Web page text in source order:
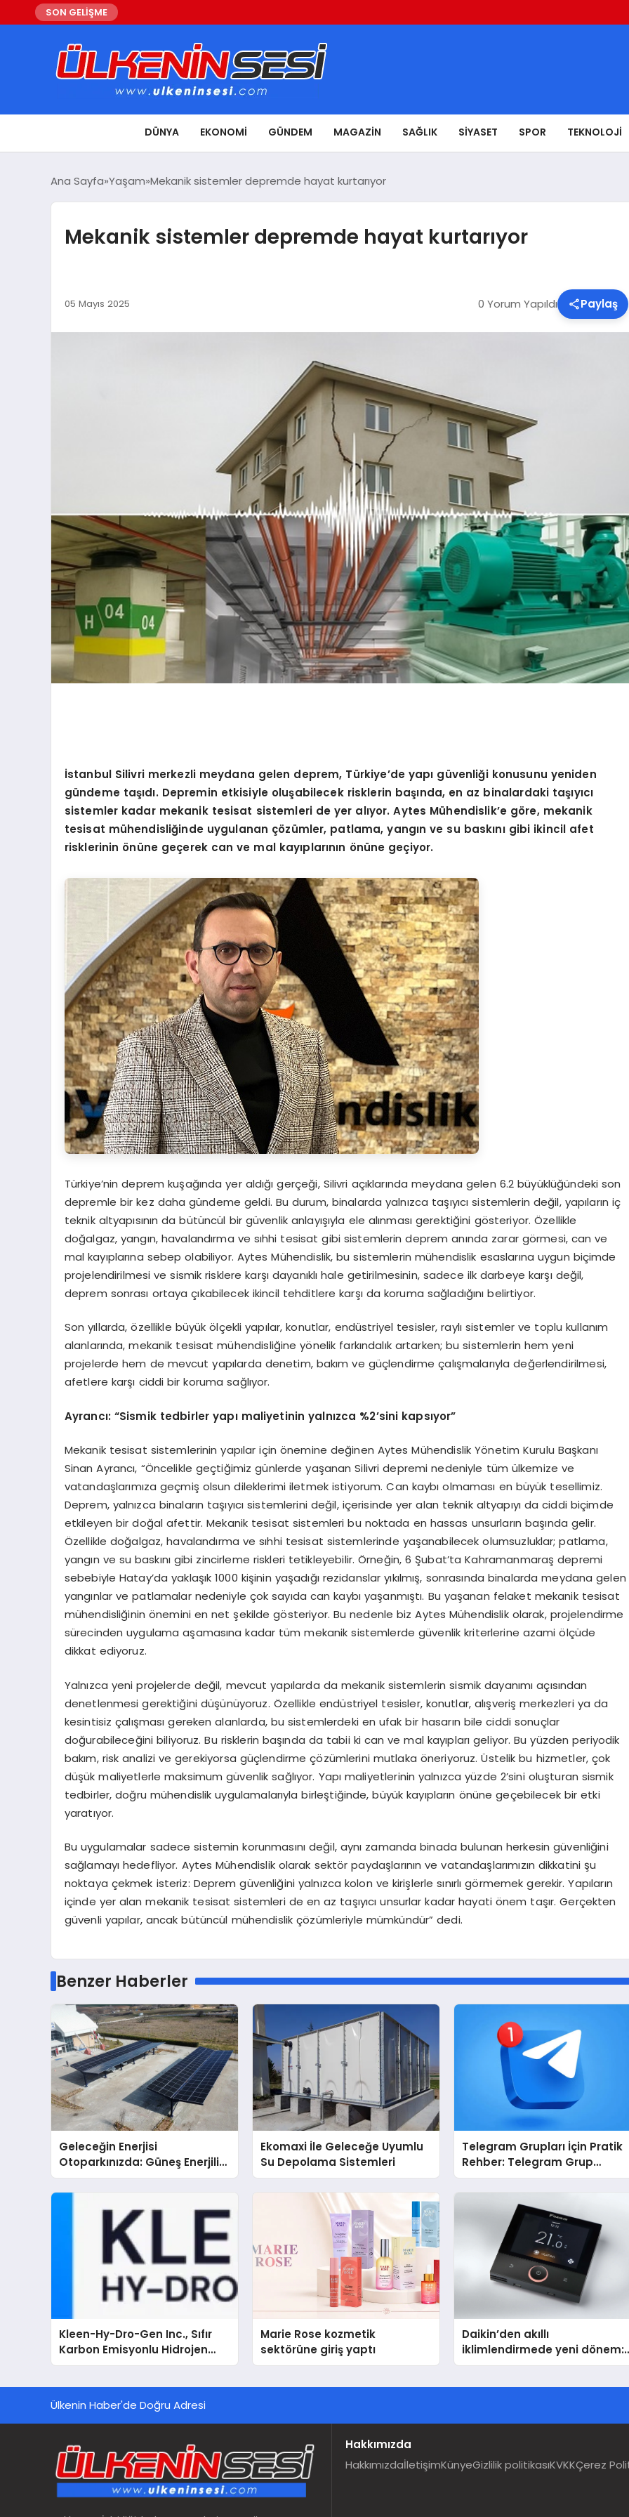
SON GELİŞME
DÜNYA EKONOMI GÜNDEM MAGAZIN SAĞLIK SIYASET SPOR TEKNOLOJI
Ana Sayfa Yaşam Mekanik sistemler depremde hayat kurtarıyor
Mekanik sistemler depremde hayat kurtarıyor
05 Mayıs 2025 0 Yorum Yapıldı Paylaş
İstanbul Silivri merkezli meydana gelen deprem, Türkiye’de yapı güvenliği konusunu yeniden
gündeme taşıdı. Depremin etkisiyle oluşabilecek risklerin başında, en az binalardaki taşıyıcı
sistemler kadar mekanik tesisat sistemleri de yer alıyor. Aytes Mühendislik’e göre, mekanik
tesisat mühendisliğinde uygulanan çözümler, patlama, yangın ve su baskını gibi ikincil afet
risklerinin önüne geçerek can ve mal kayıplarının önüne geçiyor.
Türkiye’nin deprem kuşağında yer aldığı gerçeği, Silivri açıklarında meydana gelen 6.2 büyüklüğündeki son
depremle bir kez daha gündeme geldi. Bu durum, binalarda yalnızca taşıyıcı sistemlerin değil, yapıların iç
teknik altyapısının da bütüncül bir güvenlik anlayışıyla ele alınması gerektiğini gösteriyor. Özellikle
doğalgaz, yangın, havalandırma ve sıhhi tesisat gibi sistemlerin deprem anında zarar görmesi, can ve
mal kayıplarına sebep olabiliyor. Aytes Mühendislik, bu sistemlerin mühendislik esaslarına uygun biçimde
projelendirilmesi ve sismik risklere karşı dayanıklı hale getirilmesinin, sadece ilk darbeye karşı değil,
deprem sonrası ortaya çıkabilecek ikincil tehditlere karşı da koruma sağladığını belirtiyor.
Son yıllarda, özellikle büyük ölçekli yapılar, konutlar, endüstriyel tesisler, raylı sistemler ve toplu kullanım
alanlarında, mekanik tesisat mühendisliğine yönelik farkındalık artarken; bu sistemlerin hem yeni
projelerde hem de mevcut yapılarda denetim, bakım ve güçlendirme çalışmalarıyla değerlendirilmesi,
afetlere karşı ciddi bir koruma sağlıyor.
Ayrancı: “Sismik tedbirler yapı maliyetinin yalnızca %2’sini kapsıyor”
Mekanik tesisat sistemlerinin yapılar için önemine değinen Aytes Mühendislik Yönetim Kurulu Başkanı
Sinan Ayrancı, “Öncelikle geçtiğimiz günlerde yaşanan Silivri depremi nedeniyle tüm ülkemize ve
vatandaşlarımıza geçmiş olsun dileklerimi iletmek istiyorum. Can kaybı olmaması en büyük tesellimiz.
Deprem, yalnızca binaların taşıyıcı sistemlerini değil, içerisinde yer alan teknik altyapıyı da ciddi biçimde
etkileyen bir doğal afettir. Mekanik tesisat sistemleri bu noktada en hassas unsurların başında gelir.
Özellikle doğalgaz, havalandırma ve sıhhi tesisat sistemlerinde yaşanabilecek olumsuzluklar; patlama,
yangın ve su baskını gibi zincirleme riskleri tetikleyebilir. Örneğin, 6 Şubat’ta Kahramanmaraş depremi
sebebiyle Hatay’da yaklaşık 1000 kişinin yaşadığı rezidanslar yıkılmış, sonrasında binalarda meydana gelen
yangınlar ve patlamalar nedeniyle çok sayıda can kaybı yaşanmıştı. Bu yaşanan felaket mekanik tesisat
mühendisliğinin önemini en net şekilde gösteriyor. Bu nedenle biz Aytes Mühendislik olarak, projelendirme
sürecinden uygulama aşamasına kadar tüm mekanik sistemlerde güvenlik kriterlerine azami ölçüde
dikkat ediyoruz.
Yalnızca yeni projelerde değil, mevcut yapılarda da mekanik sistemlerin sismik dayanımı açısından
denetlenmesi gerektiğini düşünüyoruz. Özellikle endüstriyel tesisler, konutlar, alışveriş merkezleri ya da
kesintisiz çalışması gereken alanlarda, bu sistemlerdeki en ufak bir hasarın bile ciddi sonuçlar
doğurabileceğini biliyoruz. Bu risklerin başında da tabii ki can ve mal kayıpları geliyor. Bu yüzden periyodik
bakım, risk analizi ve gerekiyorsa güçlendirme çözümlerini mutlaka öneriyoruz. Üstelik bu hizmetler, çok
düşük maliyetlerle maksimum güvenlik sağlıyor. Yapı maliyetlerinin yalnızca yüzde 2’sini oluşturan sismik
tedbirler, doğru mühendislik uygulamalarıyla birleştiğinde, büyük kayıpların önüne geçebilecek bir etki
yaratıyor.
Bu uygulamalar sadece sistemin korunmasını değil, aynı zamanda binada bulunan herkesin güvenliğini
sağlamayı hedefliyor. Aytes Mühendislik olarak sektör paydaşlarının ve vatandaşlarımızın dikkatini şu
noktaya çekmek isteriz: Deprem güvenliğini yalnızca kolon ve kirişlerle sınırlı görmemek gerekir. Yapıların
içinde yer alan mekanik tesisat sistemleri de en az taşıyıcı unsurlar kadar hayati önem taşır. Gerçekten
güvenli yapılar, ancak bütüncül mühendislik çözümleriyle mümkündür” dedi.
Benzer Haberler
Geleceğin Enerjisi
Otoparkınızda: Güneş Enerjili
Carport (Solar Otopark)
Nedir?
Ekomaxi İle Geleceğe Uyumlu
Su Depolama Sistemleri
Telegram Grupları İçin Pratik
Rehber: Telegram Grup
Dizinleri Kullanıcılara Ne
Kleen-Hy-Dro-Gen Inc., Sıfır
Karbon Emisyonlu Hidrojen
Isıtma Teknolojisinde ISO ve
Marie Rose kozmetik
sektörüne giriş yaptı
Daikin’den akıllı
iklimlendirmede yeni dönem:
Madoka Plus Türkiye’de
Ülkenin Haber'de Doğru Adresi
Hakkımızda
HakkımızdaİletişimKünyeGizlilik politikasıKVKKÇerez